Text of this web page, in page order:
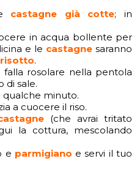
castagne già cotte; in
in acqua bollente per
e le castagne saranno
risotto.
falla rosolare nella pentola
di sale.
qualche minuto.
a cuocere il riso.
(che avrai tritato
la cottura, mescolando
e parmigiano e servi il tuo